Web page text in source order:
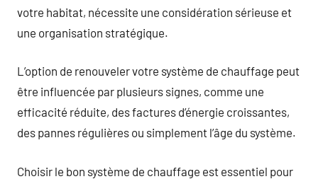
votre habitat, nécessite une considération sérieuse et
une organisation stratégique.
L’option de renouveler votre système de chauffage peut
être influencée par plusieurs signes, comme une
efficacité réduite, des factures d’énergie croissantes,
des pannes régulières ou simplement l’âge du système.
Choisir le bon système de chauffage est essentiel pour